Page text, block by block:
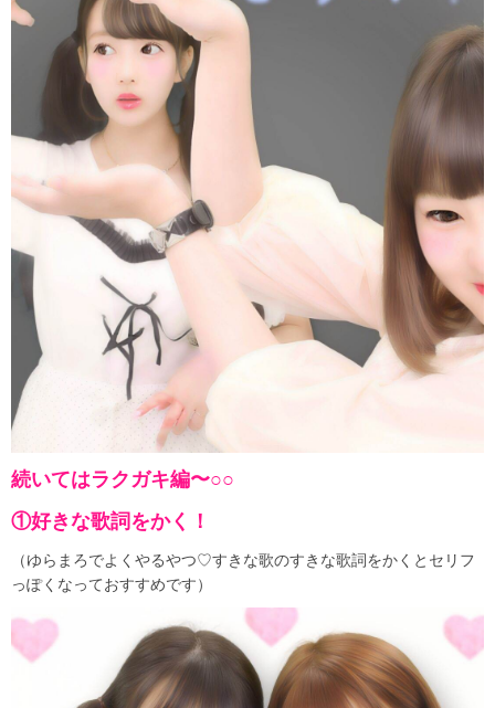
続いてはラクガキ編〜○○
①好きな歌詞をかく！
（ゆらまろでよくやるやつ♡すきな歌のすき な歌詞をかくとセリフ
っぽくなっておすすめです）